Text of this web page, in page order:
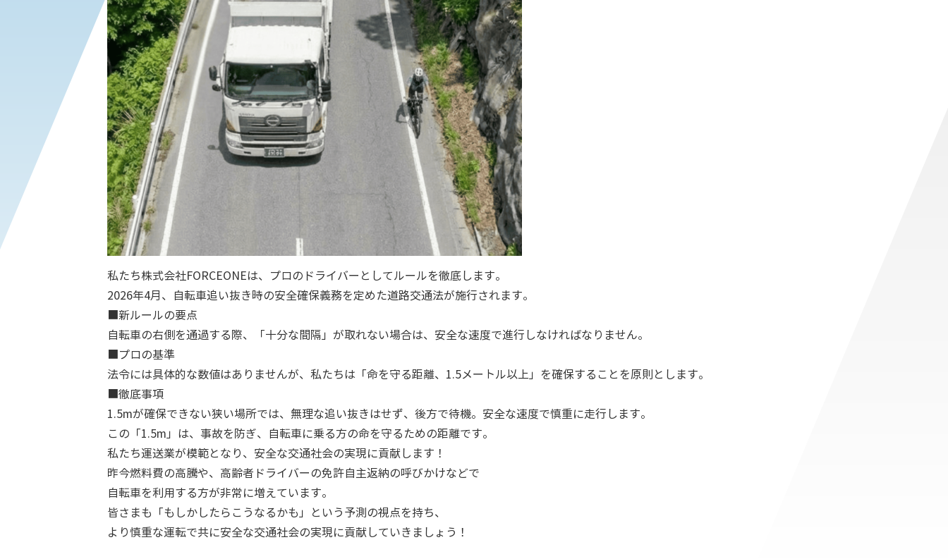
私たち株式会社FORCEONEは、プロのドライバーとしてルールを徹底します。
2026年4月、自転車追い抜き時の安全確保義務を定めた道路交通法が施行されます。
■新ルールの要点
自転車の右側を通過する際、「十分な間隔」が取れない場合は、安全な速度で進行しなければなりません。
■プロの基準
法令には具体的な数値はありませんが、私たちは「命を守る距離、1.5メートル以上」を確保することを原則とします。
■徹底事項
1.5mが確保できない狭い場所では、無理な追い抜きはせず、後方で待機。安全な速度で慎重に走行します。
この「1.5m」は、事故を防ぎ、自転車に乗る方の命を守るための距離です。
私たち運送業が模範となり、安全な交通社会の実現に貢献します！
昨今燃料費の高騰や、高齢者ドライバーの免許自主返納の呼びかけなどで
自転車を利用する方が非常に増えています。
皆さまも「もしかしたらこうなるかも」という予測の視点を持ち、
より慎重な運転で共に安全な交通社会の実現に貢献していきましょう！